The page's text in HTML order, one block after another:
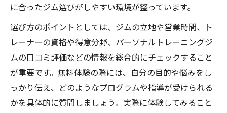
パーソナルトレーニング人気ランキングで
自分に最適な選択
体験無料で自分の目標に合うジムを見つけ
る方法
無料体験で生活習慣改善と健康維持を両立
する
体験無料サービスの活用術を徹底ガイド
に合ったジム選びがしやすい環境が整っています。
選び方のポイントとしては、ジムの立地や営業時間、ト
レーナーの資格や得意分野、パーソナルトレーニングジ
ムの口コミ評価などの情報を総合的にチェックすること
が重要です。無料体験の際には、自分の目的や悩みをし
っかり伝え、どのようなプログラムや指導が受けられる
かを具体的に質問しましょう。実際に体験してみること